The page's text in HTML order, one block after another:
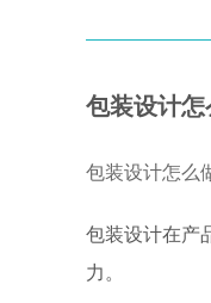
包装设计怎
包装设计怎么
包装设计在产
力。